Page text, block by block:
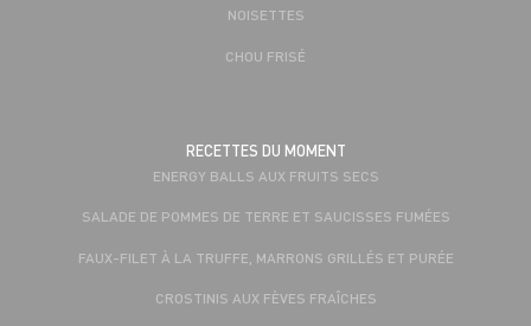
NOISETTES
CHOU FRISÉ
RECETTES DU MOMENT
ENERGY BALLS AUX FRUITS SECS
SALADE DE POMMES DE TERRE ET SAUCISSES FUMÉES
FAUX-FILET À LA TRUFFE, MARRONS GRILLÉS ET PURÉE
CROSTINIS AUX FÈVES FRAÎCHES